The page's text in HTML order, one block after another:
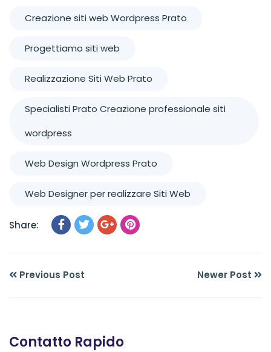
Creazione siti web Wordpress Prato
Progettiamo siti web
Realizzazione Siti Web Prato
Specialisti Prato Creazione professionale siti
wordpress
Web Design Wordpress Prato
Web Designer per realizzare Siti Web
Share:
Previous Post Newer Post
Contatto Rapido